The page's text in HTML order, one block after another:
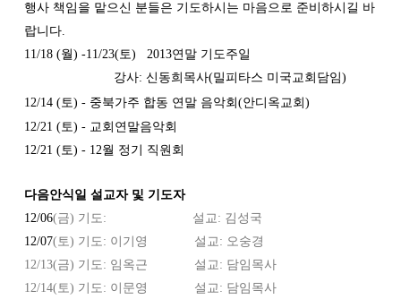
행사 책임을 맡으신 분들은 기도하시는 마음으로 준비하시길 바
랍니다.
11/18 (월) -11/23(토) 2013연말 기도주일
강사: 신동희목사(밀피타스 미국교회담임)
12/14 (토) - 중북가주 합동 연말 음악회(안디옥교회)
12/21 (토) - 교회연말음악회
12/21 (토) - 12월 정기 직원회
다음안식일 설교자 및 기도자
12/06(금) 기 도: 설교: 김성국
12/07(토) 기도: 이기영 설교: 오숭경
12/13(금) 기도: 임옥근
설교: 담임목사
12/14(토) 기도: 이문영 설교: 담임목사